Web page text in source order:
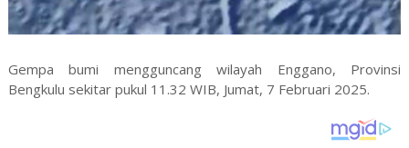
Gempa bumi mengguncang wilayah Enggano, Provinsi
Bengkulu sekitar pukul 11.32 WIB, Jumat, 7 Februari 2025.